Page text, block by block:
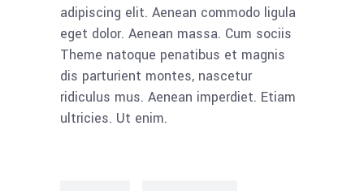
adipiscing elit. Aenean commodo ligula
eget dolor. Aenean massa. Cum sociis
Theme natoque penatibus et magnis
dis parturient montes, nascetur
ridiculus mus. Aenean imperdiet. Etiam
ultricies. Ut enim.